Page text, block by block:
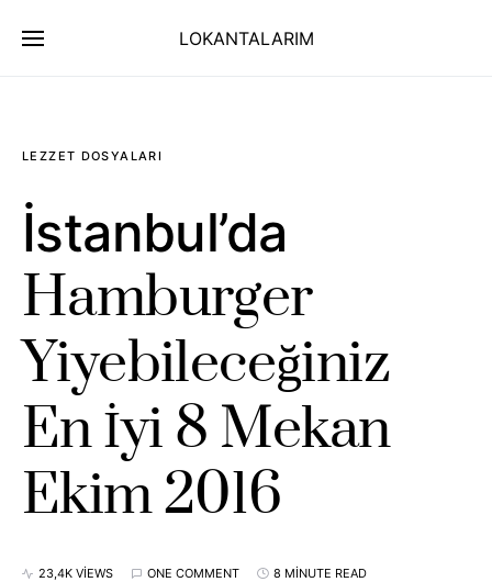
LOKANTALARIM
LEZZET DOSYALARI
İstanbul’da
Hamburger
Yiyebileceğiniz
En İyi 8 Mekan
Ekim 2016
23,4K VIEWS ONE COMMENT 8 MINUTE READ